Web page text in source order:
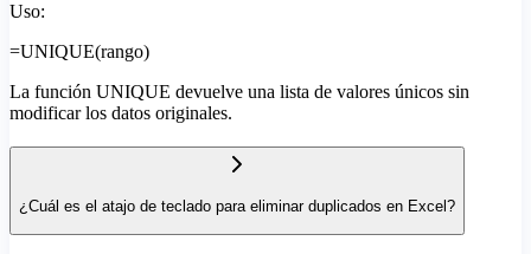
Uso:
=UNIQUE(rango)
La función UNIQUE devuelve una lista de valores únicos sin
modificar los datos originales.
¿Cuál es el atajo de teclado para eliminar duplicados en Excel?